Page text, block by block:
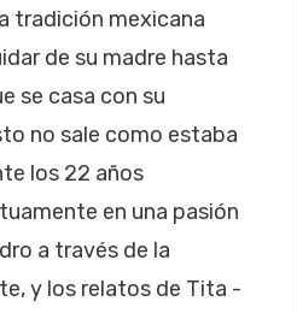
tradición mexicana
de su madre hasta
se casa con su
no sale como estaba
los 22 años
en una pasión
a través de la
y los relatos de Tita -